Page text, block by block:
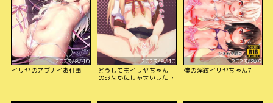
2023/8/10
イリヤのアブナイお仕事
2023/8/10
どうしてもイリヤちゃん
のおなかにしゃせいした
2023/8/9
僕の淫紋イリヤちゃん7